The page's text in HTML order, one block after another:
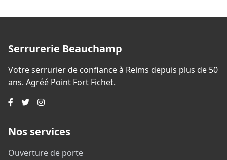
Serrurerie Beauchamp
Votre serrurier de confiance à Reims depuis plus de 50
ans. Agréé Point Fort Fichet.
Nos services
Ouverture de porte